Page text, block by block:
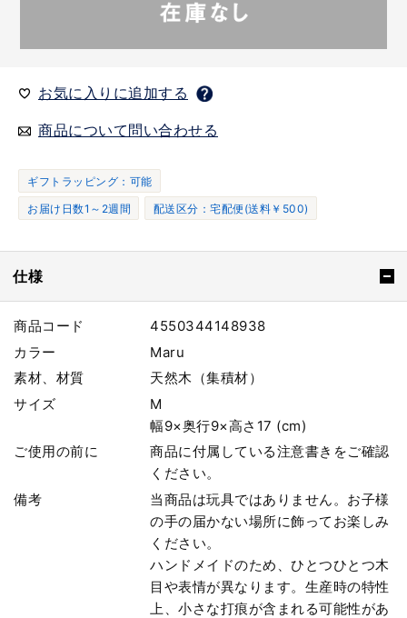
お気に入りに追加する
商品について問い合わせる
ギフトラッピング：可能
お届け日数1～2週間
配送区分：宅配便(送料￥500)
仕様
商品コード
4550344148938
カラー
Maru
素材、材質
天然木（集積材）
サイズ
M
幅9×奥行9×高さ17 (cm)
ご使用の前に
商品に付属している注意書きをご確認
ください。
備考
当商品は玩具ではありません。お子様
の手の届かない場所に飾ってお楽しみ
ください。
ハンドメイドのため、ひとつひとつ木
目や表情が異なります。生産時の特性
上、小さな打痕が含まれる可能性があ